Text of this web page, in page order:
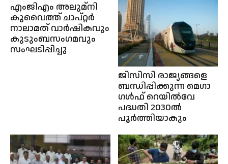
എംജിഎം അലുമ്നി
കുവൈത്ത് ചാപ്റ്റര്‍
നാലാമത് വാർഷികവും
കുടുംബസംഗമവും
സംഘടിപ്പിച്ചു
ജിസിസി രാജ്യങ്ങളെ
ബന്ധിപ്പിക്കുന്ന മെഗാ
ഗൾഫ് റെയിൽവേ
പദ്ധതി 2030ൽ
പൂർത്തിയാകും